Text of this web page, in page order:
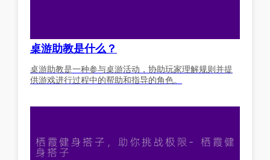
桌游助教是什么？
桌游助教是一种参与桌游活动，协助玩家理解规则并提
供游戏进行过程中的帮助和指导的角色。